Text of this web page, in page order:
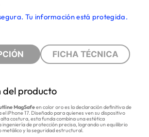
Tu información está protegida.
FICHA TÉCNICA
del producto
MagSafeen color oro es la declaración definitiva de
iPhone 17. Diseñado para quienes ven su dispositivo
costura, esta funda combina una estética
ingeniería de protección precisa, logrando un equilibrio
y la seguridad estructural.